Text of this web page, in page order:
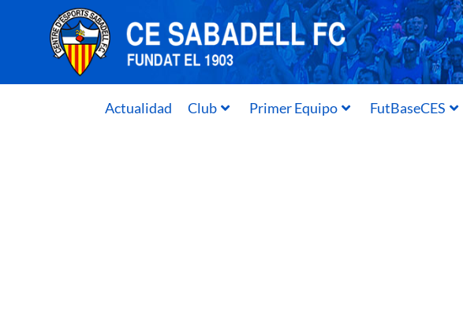
Actualidad Club Primer Equipo FutBaseCES